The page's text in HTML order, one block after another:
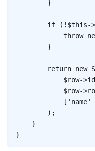
}
if ( ! $this->
throw
}
return new
$row->id
$row->
[ 'name'
) ;
}
}